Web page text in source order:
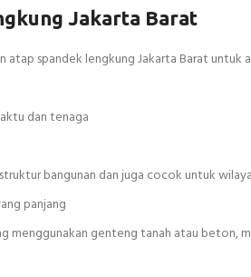
Jakarta Barat
spandek lengkung Jakarta Barat untuk
dan tenaga
bangunan dan juga cocok untuk
panjang
menggunakan genteng tanah atau beton,